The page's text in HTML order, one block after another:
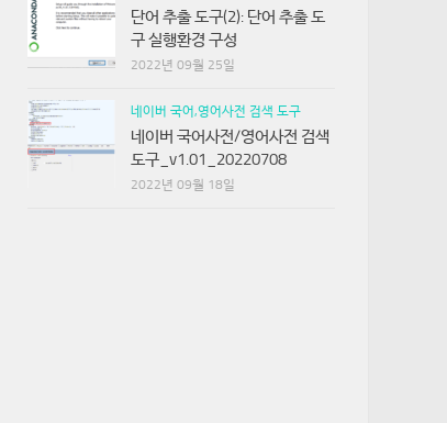
단어 추출 도구(2): 단어 추출 도
구 실행환경 구성
2022년 09월 25일
네이버 국어,영어사전 검색 도구
네이버 국어사전/영어사전 검색
도구_v1.01_20220708
2022년 09월 18일